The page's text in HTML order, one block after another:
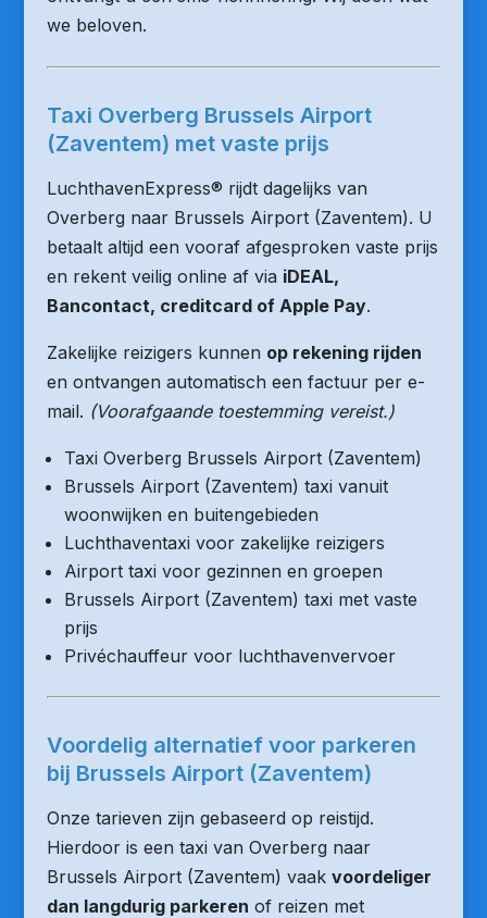
we beloven.
Taxi Overberg Brussels Airport
(Zaventem) met vaste prijs
LuchthavenExpress® rijdt dagelijks van
Overberg naar Brussels Airport (Zaventem). U
betaalt altijd een vooraf afgesproken vaste prijs
en rekent veilig online af via iDEAL,
Bancontact, creditcard of Apple Pay.
Zakelijke reizigers kunnen op rekening rijden
en ontvangen automatisch een factuur per e-
mail. (Voorafgaande toestemming vereist.)
Taxi Overberg Brussels Airport (Zaventem)
Brussels Airport (Zaventem) taxi vanuit
woonwijken en buitengebieden
Luchthaventaxi voor zakelijke reizigers
Airport taxi voor gezinnen en groepen
Brussels Airport (Zaventem) taxi met vaste
prijs
Privéchauffeur voor luchthavenvervoer
Voordelig alternatief voor parkeren
bij Brussels Airport (Zaventem)
Onze tarieven zijn gebaseerd op reistijd.
Hierdoor is een taxi van Overberg naar
Brussels Airport (Zaventem) vaak voordeliger
dan langdurig parkeren of reizen met